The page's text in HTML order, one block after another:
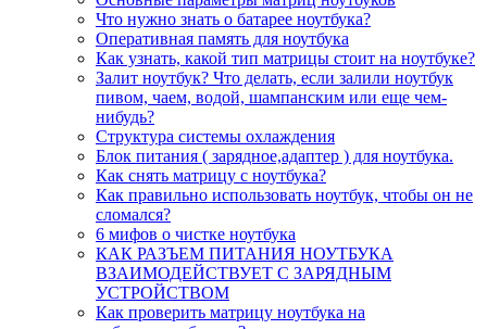
Что нужно знать о батарее ноутбука?
Оперативная память для ноутбука
Как узнать, какой тип матрицы стоит на ноутбуке?
Залит ноутбук? Что делать, если залили ноутбук
пивом, чаем, водой, шампанским или еще чем-
нибудь?
Структура системы охлаждения
Блок питания ( зарядное,адаптер ) для ноутбука.
Как снять матрицу с ноутбука?
Как правильно использовать ноутбук, чтобы он не
сломался?
6 мифов о чистке ноутбука
КАК РАЗЪЕМ ПИТАНИЯ НОУТБУКА
ВЗАИМОДЕЙСТВУЕТ С ЗАРЯДНЫМ
УСТРОЙСТВОМ
Как проверить матрицу ноутбука на